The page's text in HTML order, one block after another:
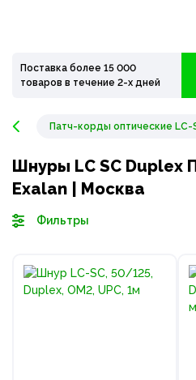
Поставка более 15 000
товаров в течение 2-х дней
Патч-корды оптические LC-
Шнуры LC SC Duplex
Exalan | Москва
Фильтры